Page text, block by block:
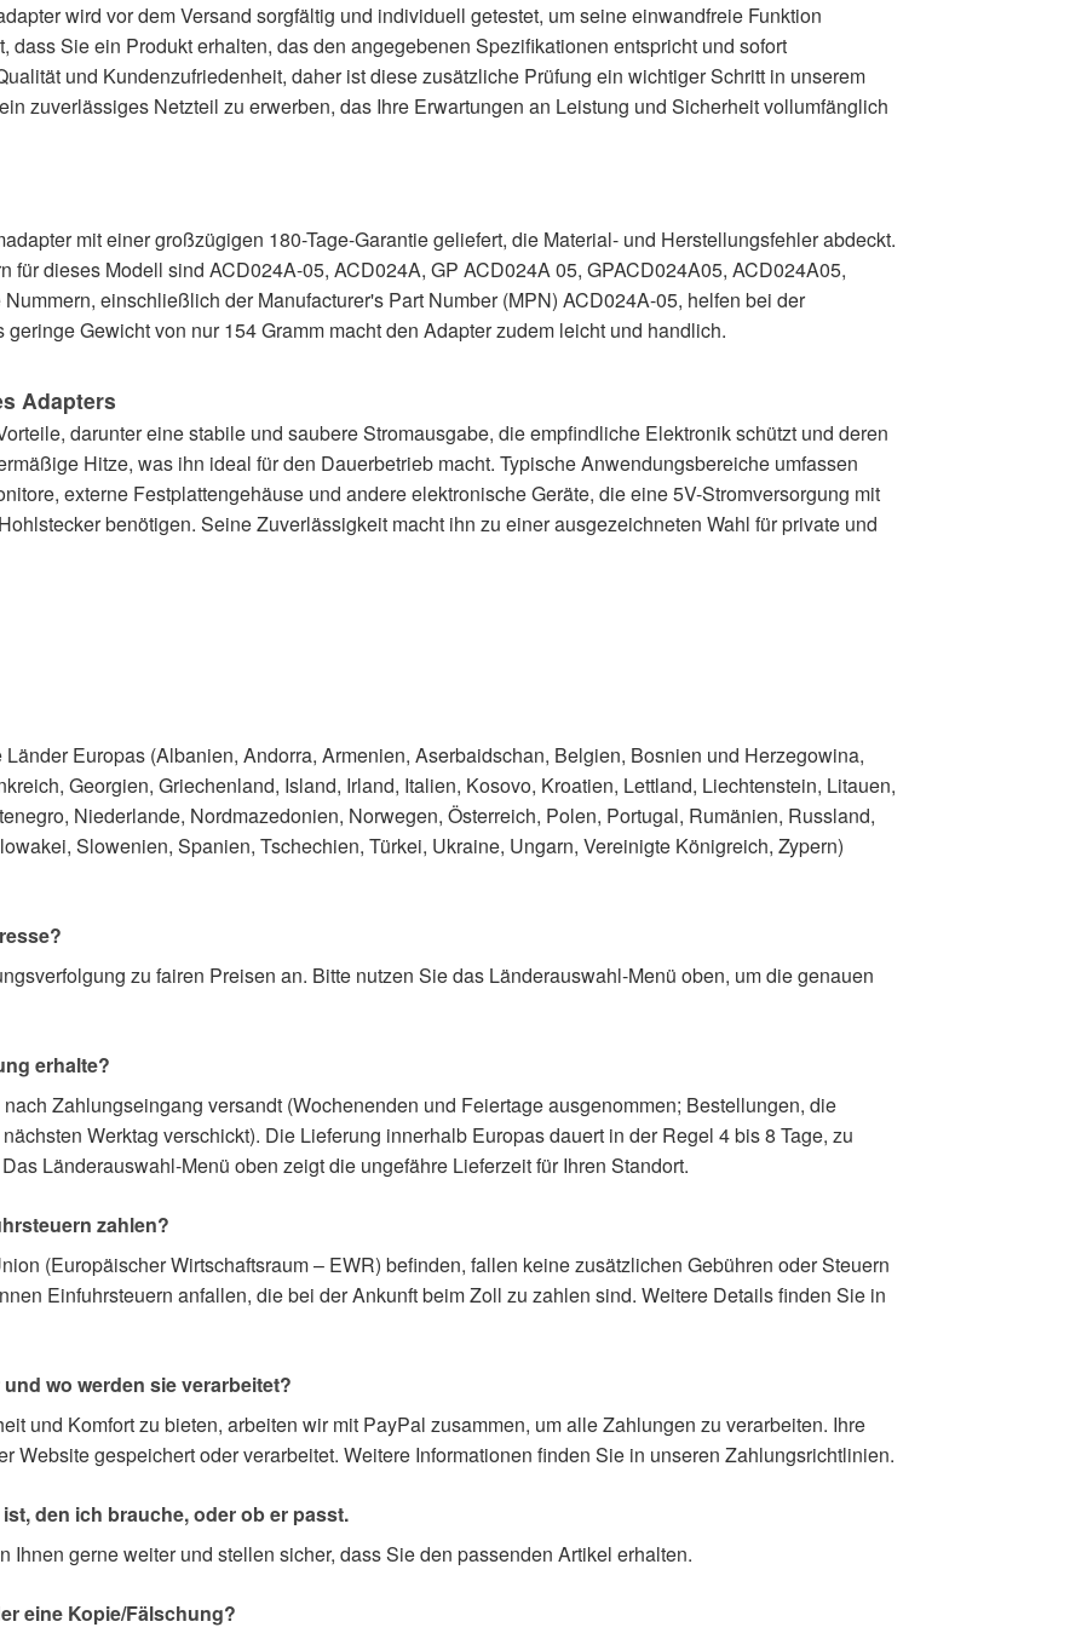
wird vor dem Versand sorgfältig und individuell getestet, um seine einwandfreie Funktion
dass Sie ein Produkt erhalten, das den angegebenen Spezifikationen entspricht und sofort
und Kundenzufriedenheit, daher ist diese zusätzliche Prüfung ein wichtiger Schritt in unserem
zuverlässiges Netzteil zu erwerben, das Ihre Erwartungen an Leistung und Sicherheit vollumfänglich
mit einer großzügigen 180-Tage-Garantie geliefert, die Material- und Herstellungsfehler abdeckt.
für dieses Modell sind ACD024A-05, ACD024A, GP ACD024A 05, GPACD024A05, ACD024A05,
einschließlich der Manufacturer's Part Number (MPN) ACD024A-05, helfen bei der
Gewicht von nur 154 Gramm macht den Adapter zudem leicht und handlich.
Adapters
darunter eine stabile und saubere Stromausgabe, die empfindliche Elektronik schützt und deren
Hitze, was ihn ideal für den Dauerbetrieb macht. Typische Anwendungsbereiche umfassen
externe Festplattengehäuse und andere elektronische Geräte, die eine 5V-Stromversorgung mit
benötigen. Seine Zuverlässigkeit macht ihn zu einer ausgezeichneten Wahl für private und
Europas (Albanien, Andorra, Armenien, Aserbaidschan, Belgien, Bosnien und Herzegowina,
Georgien, Griechenland, Island, Irland, Italien, Kosovo, Kroatien, Lettland, Liechtenstein, Litauen,
Niederlande, Nordmazedonien, Norwegen, Österreich, Polen, Portugal, Rumänien, Russland,
Slowenien, Spanien, Tschechien, Türkei, Ukraine, Ungarn, Vereinigte Königreich, Zypern)
zu fairen Preisen an. Bitte nutzen Sie das Länderauswahl-Menü oben, um die genauen
erhalte?
Zahlungseingang versandt (Wochenenden und Feiertage ausgenommen; Bestellungen, die
Werktag verschickt). Die Lieferung innerhalb Europas dauert in der Regel 4 bis 8 Tage, zu
Länderauswahl-Menü oben zeigt die ungefähre Lieferzeit für Ihren Standort.
zahlen?
(Europäischer Wirtschaftsraum – EWR) befinden, fallen keine zusätzlichen Gebühren oder Steuern
Einfuhrsteuern anfallen, die bei der Ankunft beim Zoll zu zahlen sind. Weitere Details finden Sie in
wo werden sie verarbeitet?
und Komfort zu bieten, arbeiten wir mit PayPal zusammen, um alle Zahlungen zu verarbeiten. Ihre
Website gespeichert oder verarbeitet. Weitere Informationen finden Sie in unseren Zahlungsrichtlinien.
den ich brauche, oder ob er passt.
Ihnen gerne weiter und stellen sicher, dass Sie den passenden Artikel erhalten.
eine Kopie/Fälschung?